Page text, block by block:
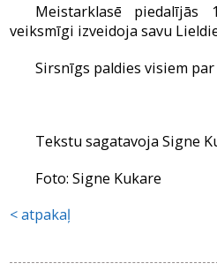
Meistarklasē
veiksmīgi izveidoja savu
Sirsnīgs paldies visiem par
Tekstu sagatavoja Signe
Foto: Signe Kukare
atpakaļ